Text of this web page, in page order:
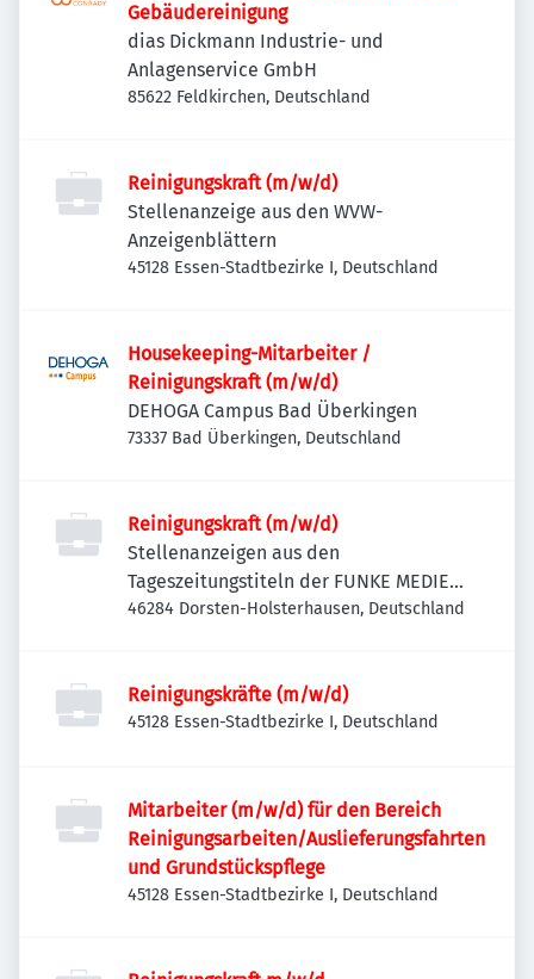
Gebäudereinigung
dias Dickmann Industrie- und
Anlagenservice GmbH
85622 Feldkirchen, Deutschland
Reinigungskraft (m/w/d)
Stellenanzeige aus den WVW-
Anzeigenblättern
45128 Essen-Stadtbezirke I, Deutschland
Housekeeping-Mitarbeiter /
Reinigungskraft (m/w/d)
DEHOGA Campus Bad Überkingen
73337 Bad Überkingen, Deutschland
Reinigungskraft (m/w/d)
Stellenanzeigen aus den
Tageszeitungstiteln der FUNKE MEDIEN
NRW
46284 Dorsten-Holsterhausen, Deutschland
Reinigungskräfte (m/w/d)
45128 Essen-Stadtbezirke I, Deutschland
Mitarbeiter (m/w/d) für den Bereich
Reinigungsarbeiten/Auslieferungsfahrten
und Grundstückspflege
45128 Essen-Stadtbezirke I, Deutschland